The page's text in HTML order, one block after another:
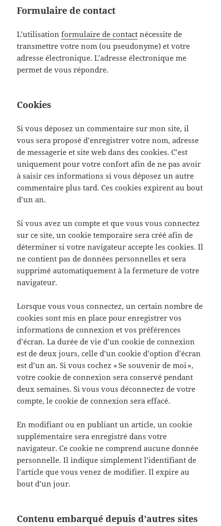
Formulaire de contact
L’utilisationformulaire de contact nécessite de
transmettre votre nom (ou pseudonyme) et votre
adresse électronique. L’adresse électronique me
permet de vous répondre.
Cookies
Si vous déposez un commentaire sur mon site, il
vous sera proposé d’enregistrer votre nom, adresse
de messagerie et site web dans des cookies. C’est
uniquement pour votre confort afin de ne pas avoir
à saisir ces informations si vous déposez un autre
commentaire plus tard. Ces cookies expirent au bout
d’un an.
Si vous avez un compte et que vous vous connectez
sur ce site, un cookie temporaire sera créé afin de
déterminer si votre navigateur accepte les cookies. Il
ne contient pas de données personnelles et sera
supprimé automatiquement à la fermeture de votre
navigateur.
Lorsque vous vous connectez, un certain nombre de
cookies sont mis en place pour enregistrer vos
informations de connexion et vos préférences
d’écran. La durée de vie d’un cookie de connexion
est de deux jours, celle d’un cookie d’option d’écran
est d’un an. Si vous cochez « Se souvenir de moi »,
votre cookie de connexion sera conservé pendant
deux semaines. Si vous vous déconnectez de votre
compte, le cookie de connexion sera effacé.
En modifiant ou en publiant un article, un cookie
supplémentaire sera enregistré dans votre
navigateur. Ce cookie ne comprend aucune donnée
personnelle. Il indique simplement l’identifiant de
l’article que vous venez de modifier. Il expire au
bout d’un jour.
Contenu embarqué depuis d’autres sites